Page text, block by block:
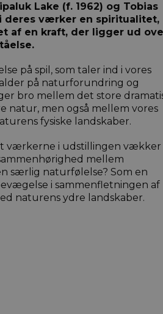
Lake (f. 1962) og Tobias
deres værker en spiritualitet,
af en kraft, der ligger ud
på spil, som taler ind i vores
på naturforundring og
bro mellem det store
natur, men også mellem vores
fysiske landskaber.
værkerne i udstillingen vækker
mellem
særlig naturfølelse? Som en
i sammenfletningen af
naturens ydre landskaber.